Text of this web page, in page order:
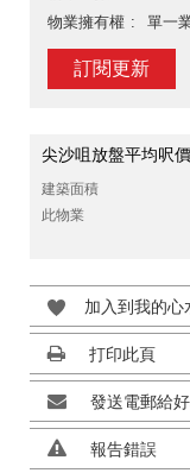
物業擁有權
單一
訂閱更新
尖沙咀放盤平均呎價
建築面積
此物業
加入到我的心
打印此頁
發送電郵給
報告錯誤